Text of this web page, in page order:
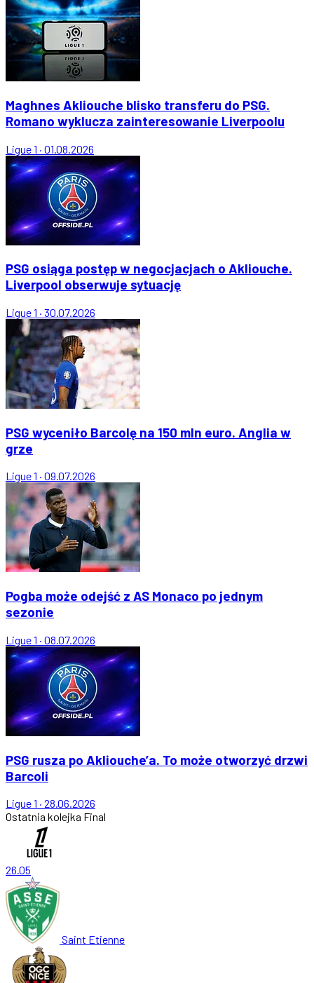
Maghnes Akliouche blisko transferu do PSG.
Romano wyklucza zainteresowanie Liverpoolu
Ligue 1 · 01.08.2026
PSG osiąga postęp w negocjacjach o Akliouche.
Liverpool obserwuje sytuację
Ligue 1 · 30.07.2026
PSG wyceniło Barcolę na 150 mln euro. Anglia w
grze
Ligue 1 · 09.07.2026
Pogba może odejść z AS Monaco po jednym
sezonie
Ligue 1 · 08.07.2026
PSG rusza po Akliouche’a. To może otworzyć drzwi
Barcoli
Ligue 1 · 28.06.2026
Ostatnia kolejka Final
26.05
Saint Etienne